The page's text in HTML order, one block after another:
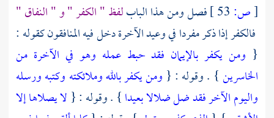
[ص: فصل ومن هذا البابلفظ " الكفر " و " النفاق "
فالكفر إذا ذكر مفردا في وعيد الآخرة دخل فيه المنافقون كقوله :
{ ومن يكفر بالإيمان فقد حبط عمله وهو في الآخرة من
الخاسرين} . وقوله : { ومن يكفر بالله وملائكته وكتبه ورسله
واليوم الآخر فقد ضل ضلالا بعيدا} . وقوله : { لا يصلاها إلا